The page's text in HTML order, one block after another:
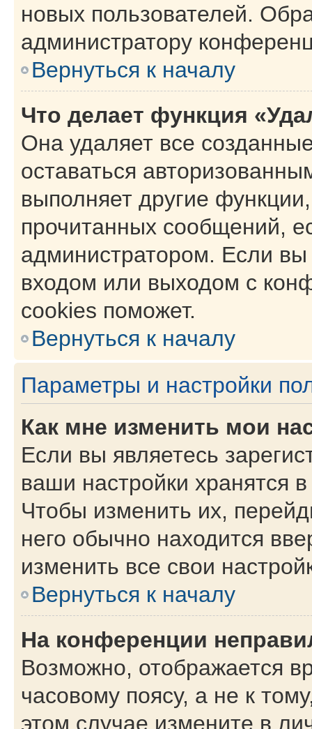
новых пользователей.
администратору
Вернуться к началу
Что делает функция
Она удаляет все
оставаться
выполняет другие
прочитанных сообщений,
администратором. Если
входом или выходом с
cookies поможет.
Вернуться к началу
Параметры и настройки
Как мне изменить мои
Если вы являетесь
ваши настройки хранятся
Чтобы изменить их,
него обычно находится
изменить все свои
Вернуться к началу
На конференции
Возможно, отображается
часовому поясу, а не к
этом случае измените в